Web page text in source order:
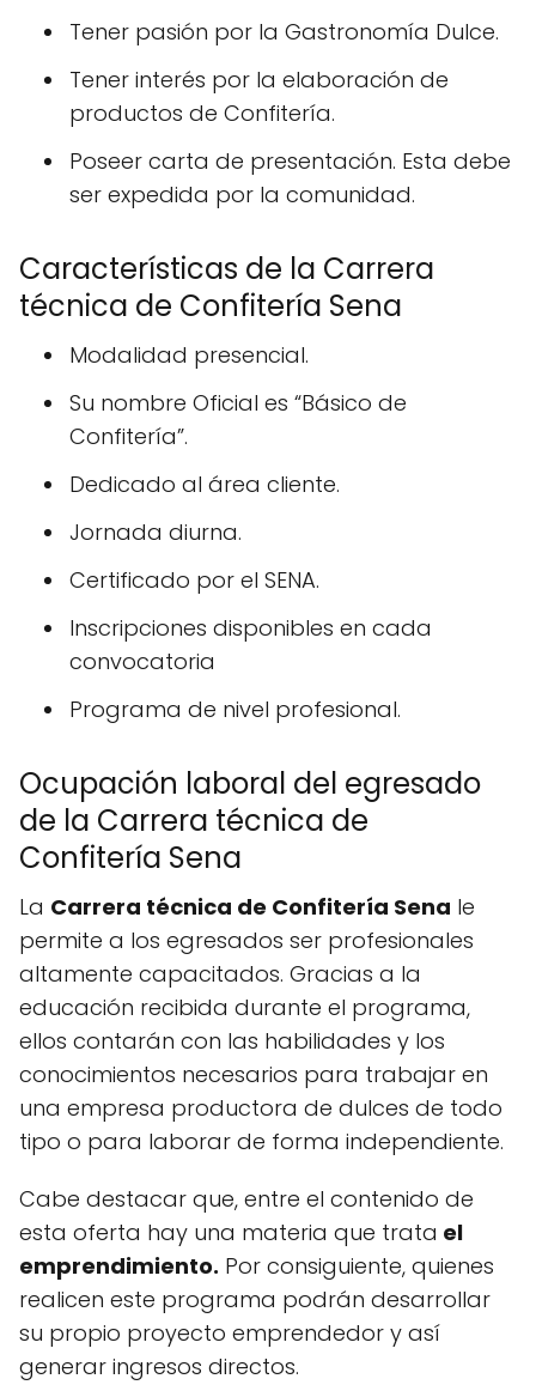
Tener pasión por la Gastronomía Dulce.
Tener interés por la elaboración de
productos de Confitería.
Poseer carta de presentación. Esta debe
ser expedida por la comunidad.
Características de la Carrera
técnica de Confitería Sena
Modalidad presencial.
Su nombre Oficial es “Básico de
Confitería”.
Dedicado al área cliente.
Jornada diurna.
Certificado por el SENA.
Inscripciones disponibles en cada
convocatoria
Programa de nivel profesional.
Ocupación laboral del egresado
de la Carrera técnica de
Confitería Sena
La Carrera técnica de Confitería Sena le
permite a los egresados ser profesionales
altamente capacitados. Gracias a la
educación recibida durante el programa,
ellos contarán con las habilidades y los
conocimientos necesarios para trabajar en
una empresa productora de dulces de todo
tipo o para laborar de forma independiente.
Cabe destacar que, entre el contenido de
esta oferta hay una materia que trata el
emprendimiento. Por consiguiente, quienes
realicen este programa podrán desarrollar
su propio proyecto emprendedor y así
generar ingresos directos.